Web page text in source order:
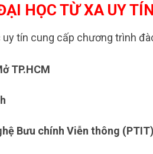
HỌC TỪ XA UY
tín cung cấp chương trình
TP.HCM
Bưu chính Viễn thông (PTIT)